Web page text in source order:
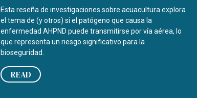
Esta reseña de investigaciones sobre acuacultura explora
el tema de (y otros) si el patógeno que causa la
enfermedad AHPND puede transmitirse por vía aérea, lo
que representa un riesgo significativo para la
bioseguridad.
READ